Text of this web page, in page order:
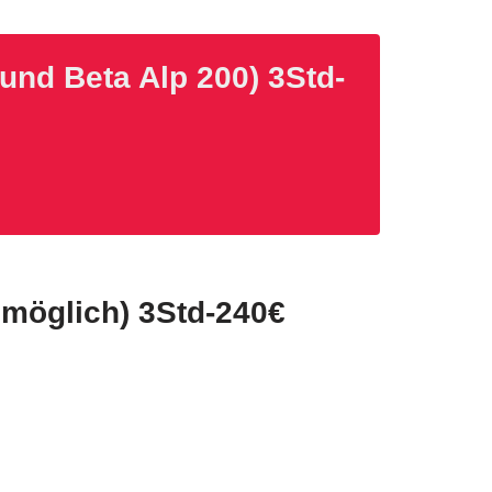
Beta Alp 200) 3Std-
3Std-240€